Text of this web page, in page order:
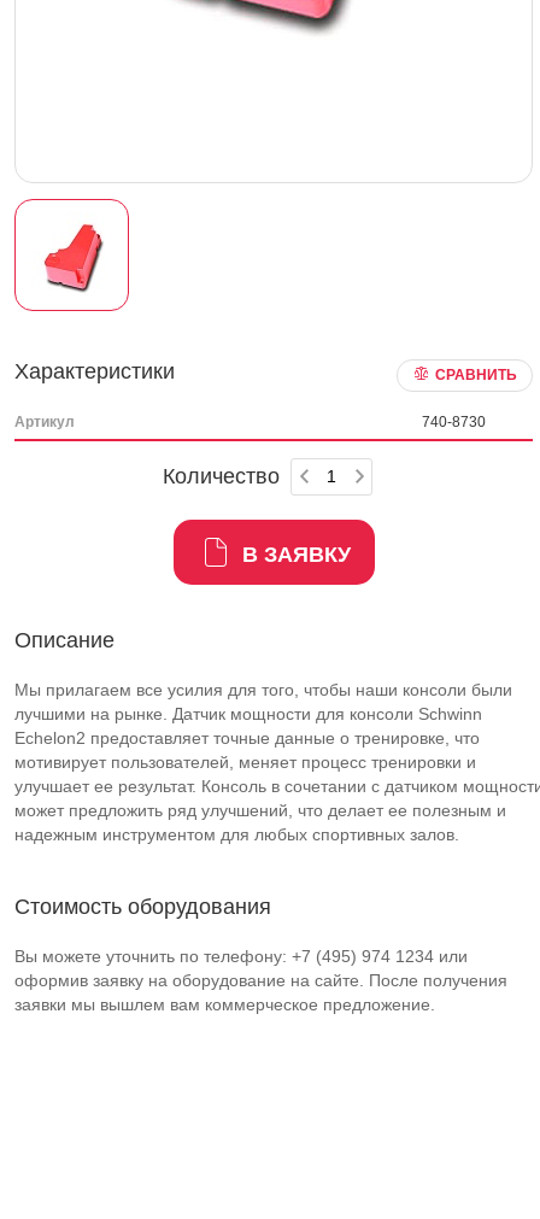
Характеристики СРАВНИТЬ
Артикул 740-8730
Количество
В ЗАЯВКУ
Описание
Мы прилагаем все усилия для того, чтобы наши консоли были
лучшими на рынке. Датчик мощности для консоли Schwinn
Echelon2 предоставляет точные данные о тренировке, что
мотивирует пользователей, меняет процесс тренировки и
улучшает ее результат. Консоль в сочетании с датчиком
может предложить ряд улучшений, что делает ее полезным и
надежным инструментом для любых спортивных залов.
Стоимость оборудования
Вы можете уточнить по телефону: +7 (495) 974 1234 или
оформив заявку на оборудование на сайте. После получения
заявки мы вышлем вам коммерческое предложение.